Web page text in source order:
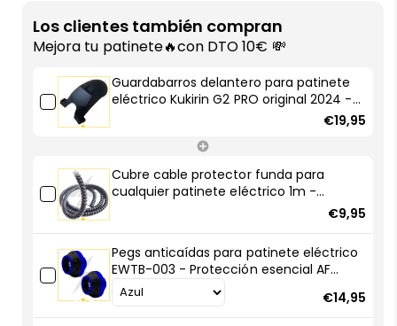
delantero
para
patinete
eléctrico
Kukirin
G2
PRO
2024
-
Protección
estilo
con
AF
SCOOTERS
delantero
para
eléctrico
Kukirin
2024
-
estilo
con
AF
SCOOTERS
Los clientes también compran
Mejora tu patinete🔥con DTO 10€ 💸
Guardabarros delantero para patinete
eléctrico Kukirin G2 PRO original 2024 -
Protección y estilo con AF SCOOTERS€19,95
Cubre cable protector funda para
cualquier patinete eléctrico 1m -
€9,95
Pegs anticaídas para patinete eléctrico
EWTB-003 - Protección esencial AF
SCOOTERS
€14,95